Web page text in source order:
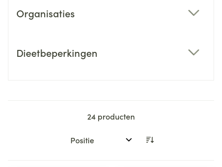
Organisaties
Dieetbeperkingen
24 producten
Sorteer op: